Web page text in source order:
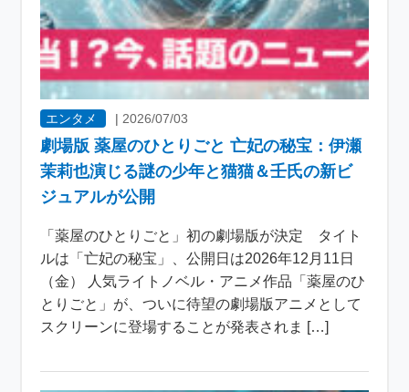
エンタメ | 2026/07/03
劇場版 薬屋のひとりごと 亡妃の秘宝：伊瀬
茉莉也演じる謎の少年と猫猫＆壬氏の新ビ
ジュアルが公開
「薬屋のひとりごと」初の劇場版が決定 タイト
ルは「亡妃の秘宝」、公開日は2026年12月11日
（金） 人気ライトノベル・アニメ作品「薬屋のひ
とりごと」が、ついに待望の劇場版アニメとして
スクリーンに登場することが発表されま […]